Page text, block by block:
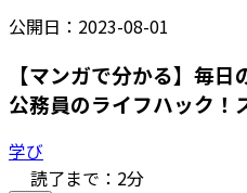
公開日： 2023-08-01
【マンガで分かる】毎
公務員のライフハック！
学び
読了まで： 2分